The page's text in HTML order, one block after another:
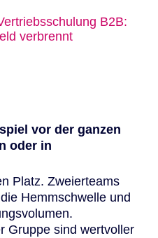
B2B:
verbrennt
vor der ganzen
oder in
Platz. Zweierteams
Hemmschwelle und
Gruppe sind wertvoller